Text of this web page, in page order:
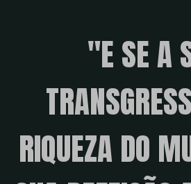
"E SE A
RIQUEZA DO